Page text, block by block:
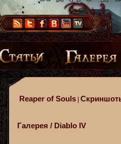
Reaper of Souls
Галерея / Diablo IV